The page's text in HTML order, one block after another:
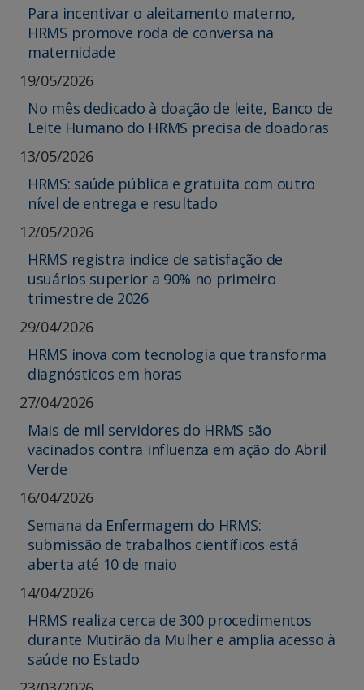
Para incentivar o aleitamento materno,
HRMS promove roda de conversa na
maternidade
19/05/2026
No mês dedicado à doação de leite, Banco de
Leite Humano do HRMS precisa de doadoras
13/05/2026
HRMS: saúde pública e gratuita com outro
nível de entrega e resultado
12/05/2026
HRMS registra índice de satisfação de
usuários superior a 90% no primeiro
trimestre de 2026
29/04/2026
HRMS inova com tecnologia que transforma
diagnósticos em horas
27/04/2026
Mais de mil servidores do HRMS são
vacinados contra influenza em ação do Abril
Verde
16/04/2026
Semana da Enfermagem do HRMS:
submissão de trabalhos científicos está
aberta até 10 de maio
14/04/2026
HRMS realiza cerca de 300 procedimentos
durante Mutirão da Mulher e amplia acesso à
saúde no Estado